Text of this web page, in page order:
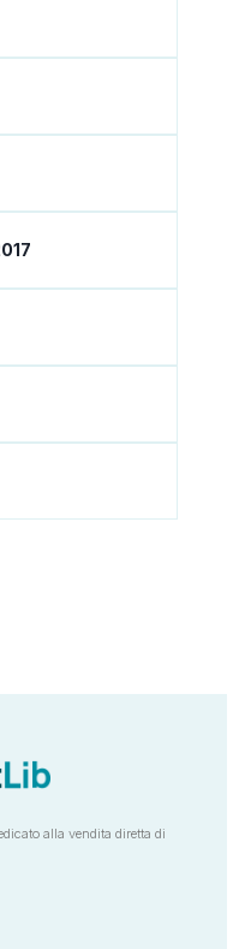
alla vendita diretta di